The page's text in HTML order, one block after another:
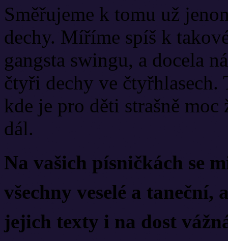
Směřujeme k tomu už
dechy. Míříme spíš k
gangsta swingu, a docela
čtyři dechy ve čtyřhlasech.
kde je pro děti strašně
dál.
Na vašich písničkách se
všechny veselé a taneční,
jejich texty i na dost